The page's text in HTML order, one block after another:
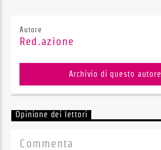
Autore
Red.azione
Archivio di questo autore
Opinione dei lettori
Commenta